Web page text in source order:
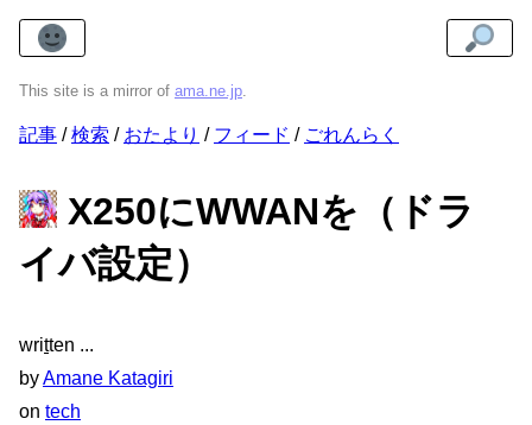
This site is a mirror of ama.ne.jp.
記事 検索 おたより フィード ごれんらく
X250にWWANを（ドラ
イバ設定）
written
byAmane Katagiri
on tech